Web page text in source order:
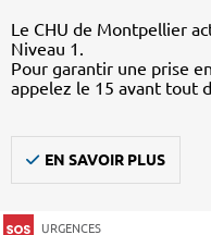
Le CHU de Montpellier
Niveau 1.
Pour garantir une prise
appelez le 15 avant tout
EN SAVOIR PLUS
URGENCES